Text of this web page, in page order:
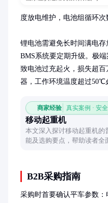
度放电维护，电池组循环次
锂电池需避免长时间满电存
BMS系统要定期升级。极
致电池过充起火，损失超
器，工作环境温度超过50℃
商家经验 真实案例 · 安
移动起重机
本文深入探讨移动起重机的
能及选购要点，帮助读者全
B2B采购指南
采购时首要确认平车参数